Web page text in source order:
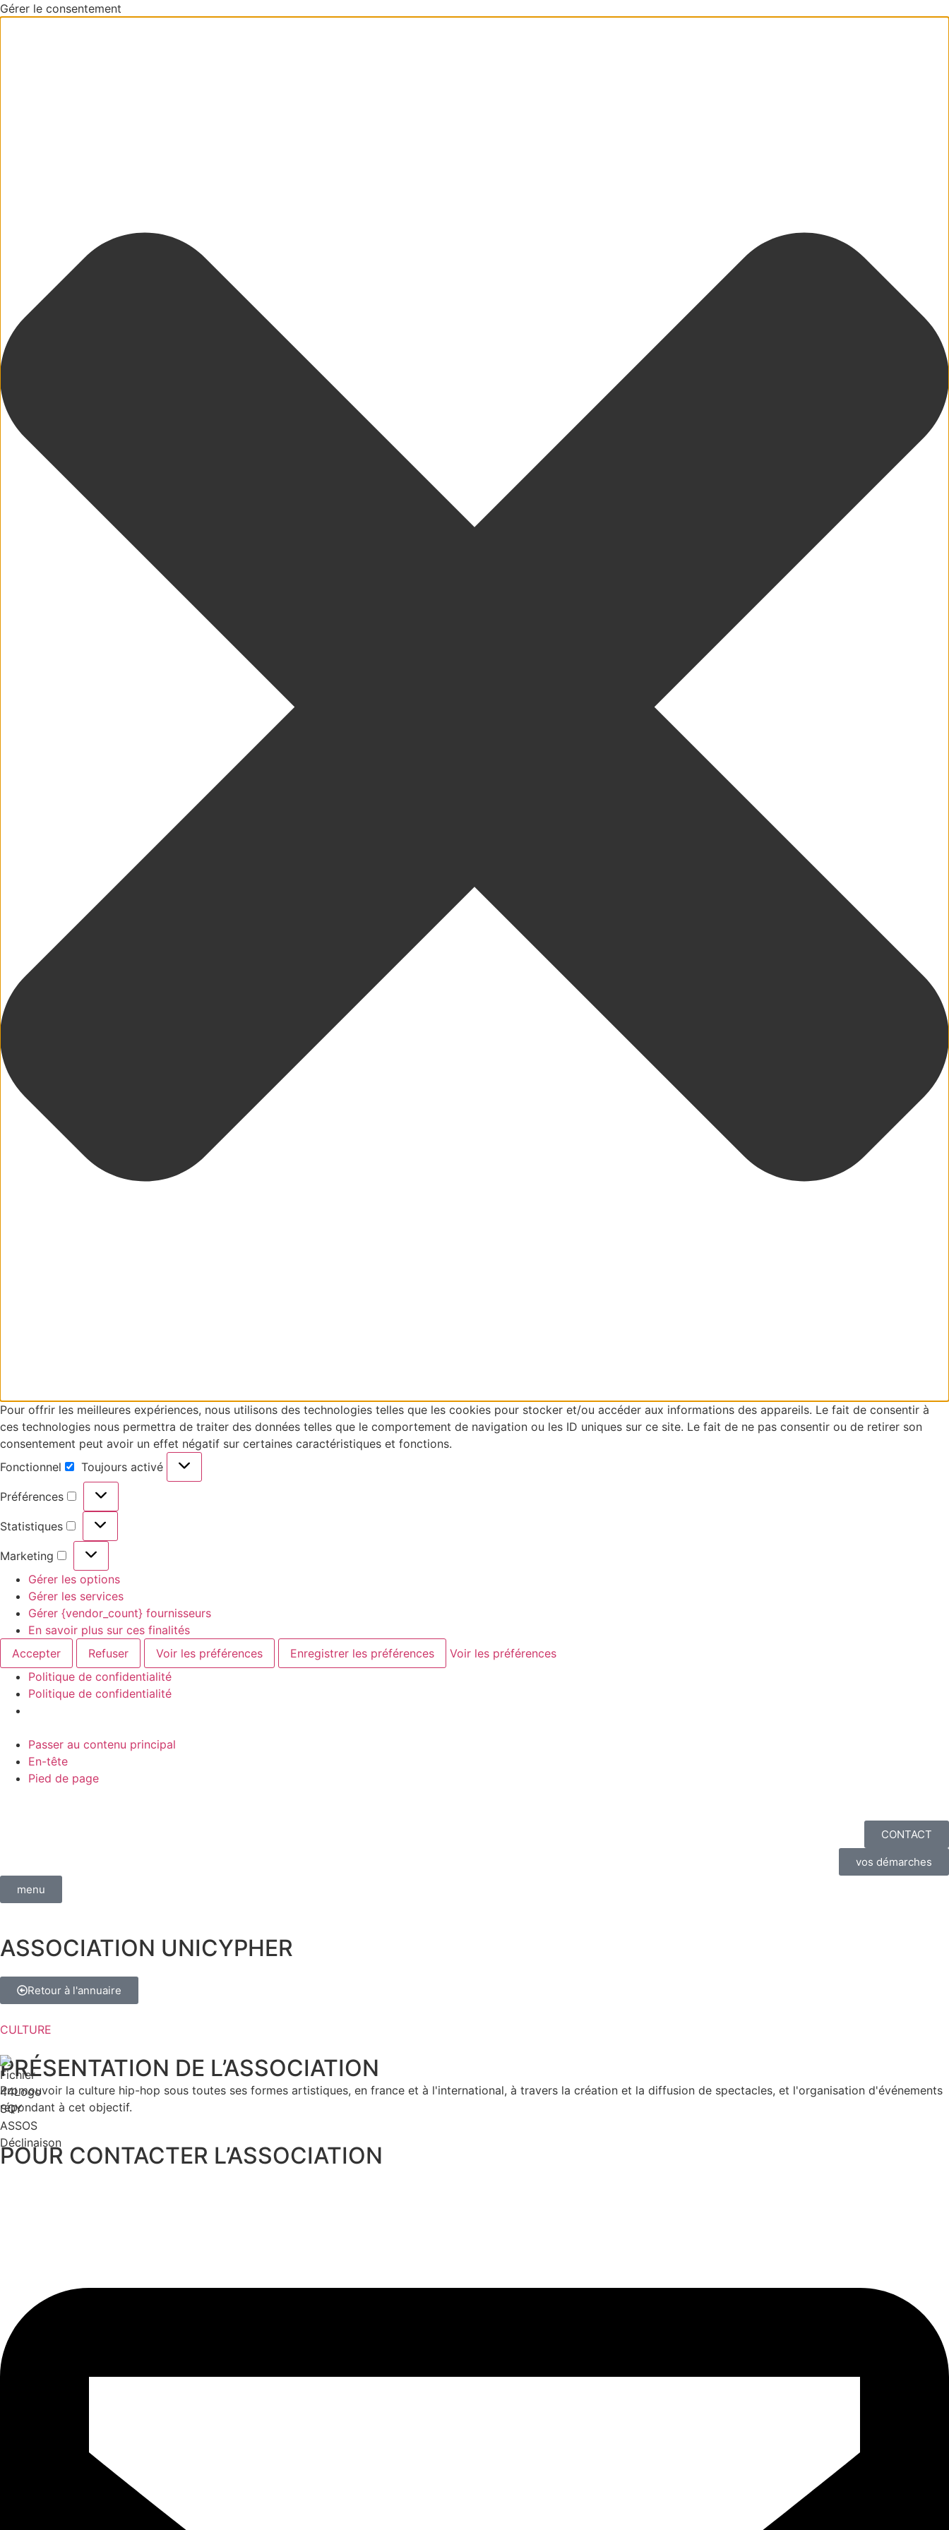
Gérer le consentement
Pour offrir les meilleures expériences, nous utilisons des technologies telles que les cookies pour stocker et/ou accéder aux informations des appareils. Le fait de consentir à
ces technologies nous permettra de traiter des données telles que le comportement de navigation ou les ID uniques sur ce site. Le fait de ne pas consentir ou de retirer son
consentement peut avoir un effet négatif sur certaines caractéristiques et fonctions.
Fonctionnel
Toujours activé
Préférences
Statistiques
Marketing
Gérer les options
Gérer les services
Gérer {vendor_count} fournisseurs
En savoir plus sur ces finalités
Accepter
Refuser Voir les préférences Enregistrer les préférences
Voir les préférences
Politique de confidentialité
Politique de confidentialité
Passer au contenu principal
En-tête
Pied de page
CONTACT
vos démarches
menu
ASSOCIATION UNICYPHER
Retour à l'annuaire
CULTURE
PRÉSENTATION DE L’ASSOCIATION
Promouvoir la culture hip-hop sous toutes ses formes artistiques, en france et à l'international, à travers la création et la diffusion de spectacles, et l'organisation d'événements
répondant à cet objectif.
POUR CONTACTER L’ASSOCIATION